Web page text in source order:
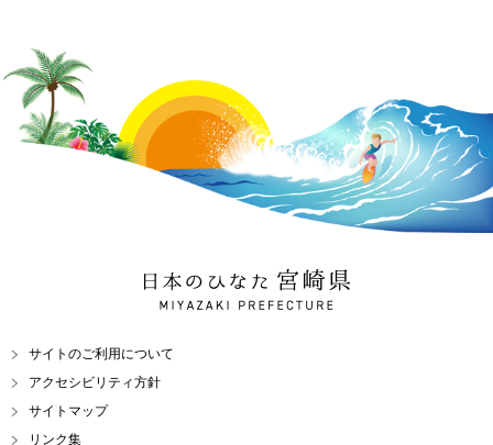
日本のひなた 宮崎県
MIYAZAKI PREFECTURE
サイトのご利用について
アクセシビリティ方針
サイトマップ
リンク集